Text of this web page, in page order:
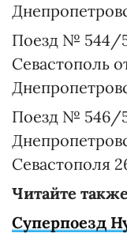
Поезд № 544/
Севастополь
Поезд № 546/
Севастополя
Читайте
Суперпоезд